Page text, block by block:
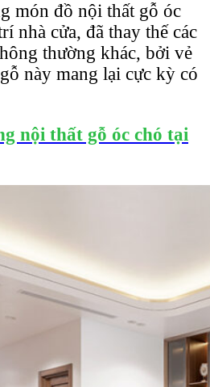
món đồ nội thất gỗ óc
nhà cửa, đã thay thế các
thường khác, bởi vẻ
này mang lại cực kỳ có
nội thất gỗ óc chó tại